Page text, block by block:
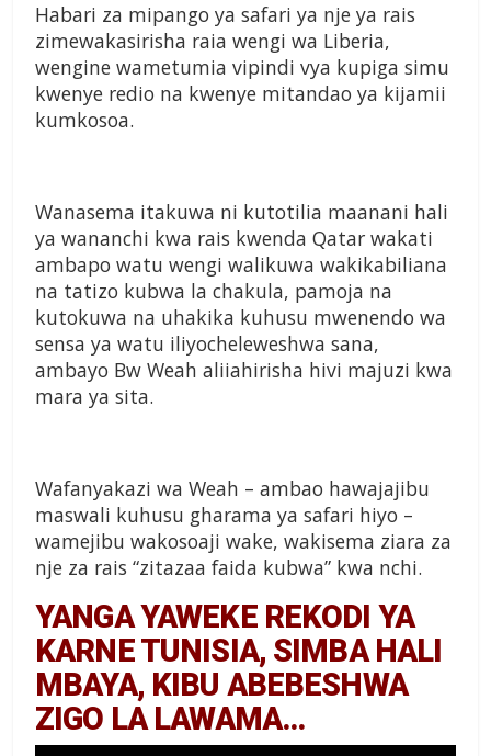
Habari za mipango ya safari ya nje ya rais
zimewakasirisha raia wengi wa Liberia,
wengine wametumia vipindi vya kupiga simu
kwenye redio na kwenye mitandao ya kijamii
kumkosoa.
Wanasema itakuwa ni kutotilia maanani hali
ya wananchi kwa rais kwenda Qatar wakati
ambapo watu wengi walikuwa wakikabiliana
na tatizo kubwa la chakula, pamoja na
kutokuwa na uhakika kuhusu mwenendo wa
sensa ya watu iliyocheleweshwa sana,
ambayo Bw Weah aliiahirisha hivi majuzi kwa
mara ya sita.
Wafanyakazi wa Weah – ambao hawajajibu
maswali kuhusu gharama ya safari hiyo –
wamejibu wakosoaji wake, wakisema ziara za
nje za rais “zitazaa faida kubwa” kwa nchi.
YANGA YAWEKE REKODI YA
KARNE TUNISIA, SIMBA HALI
MBAYA, KIBU ABEBESHWA
ZIGO LA LAWAMA…